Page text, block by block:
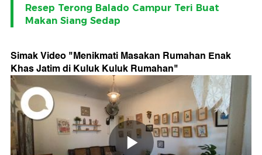
Resep Terong Balado Campur Teri Buat
Makan Siang Sedap
Simak Video "Menikmati Masakan Rumahan Enak
Khas Jatim di Kuluk Kuluk Rumahan"